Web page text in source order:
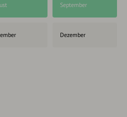
September
Dezember